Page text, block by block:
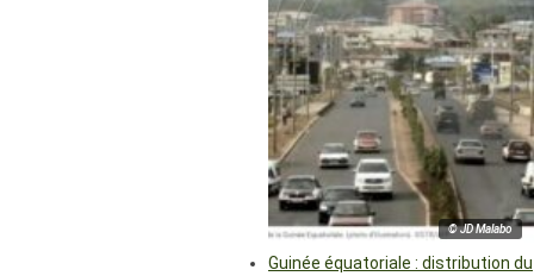
© JD Malabo
Guinée équatoriale : distribution du